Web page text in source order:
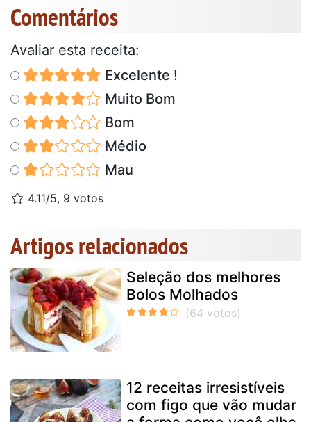
Comentários
Avaliar esta receita:
Excelente !
Muito Bom
Bom
Médio
Mau
4.11/5, 9 votos
Artigos relacionados
Seleção dos melhores
Bolos Molhados
12 receitas irresistíveis
com figo que vão mudar